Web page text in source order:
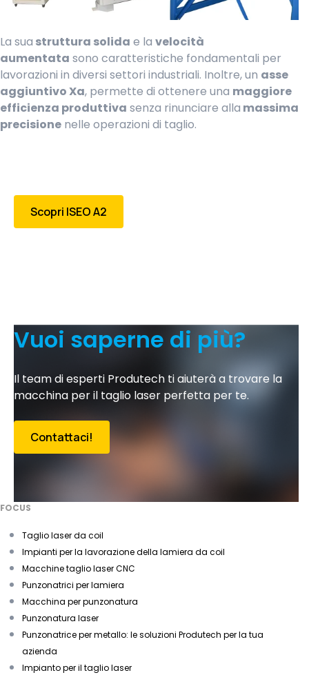
FOCUS
Taglio laser da coil
Impianti per la lavorazione della lamiera da coil
Macchine taglio laser CNC
Punzonatrici per lamiera
Macchina per punzonatura
Punzonatura laser
Punzonatrice per metallo: le soluzioni Produtech per la tua
azienda
Impianto per il taglio laser
La sua struttura solida e la velocità
aumentata sono caratteristiche fondamentali per
lavorazioni in diversi settori industriali. Inoltre, un asse
aggiuntivo Xa, permette di ottenere una maggiore
efficienza produttiva senza rinunciare alla massima
precisione nelle operazioni di taglio.
Scopri ISEO A2
Vuoi saperne di più?
Il team di esperti Produtech ti aiuterà a trovare la
macchina per il taglio laser perfetta per te.
Contattaci!